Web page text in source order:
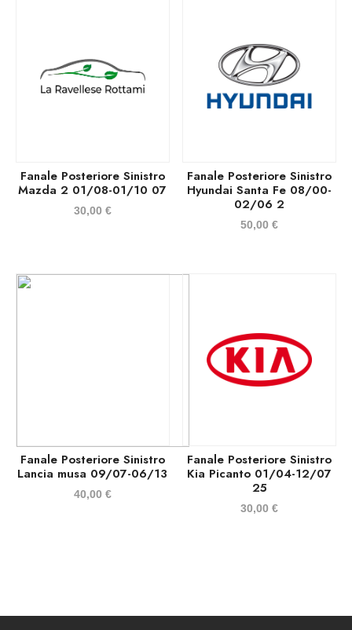
Fanale Posteriore Sinistro
Mazda 2 01/08-01/10 07
30,00 €
Fanale Posteriore Sinistro
Hyundai Santa Fe 08/00-
02/06 2
50,00€
Fanale Posteriore Sinistro
Lancia musa 09/07-06/13
40,00 €
Fanale Posteriore Sinistro
Kia Picanto 01/04-12/07
25
30,00€